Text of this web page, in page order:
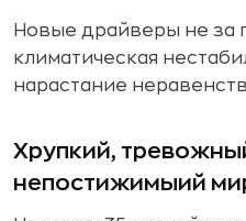
Новые драйверы не за
климатическая
нарастание
Хрупкий,
непостижимыий